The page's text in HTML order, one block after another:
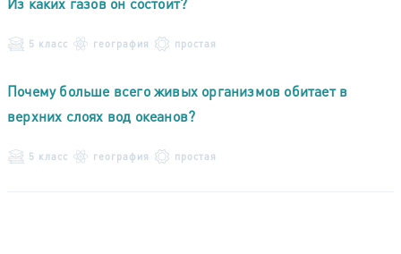
5 класс география простая
Почему больше всего живых организмов обитает в
верхних слоях вод океанов?
5 класс география простая